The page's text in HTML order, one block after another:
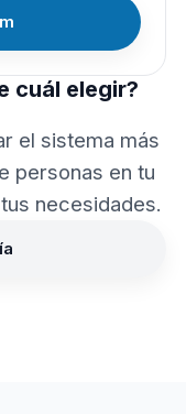
cuál elegir?
el sistema más
personas en tu
necesidades.